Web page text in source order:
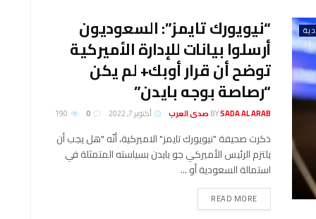
“نيويورك تايمز”: السعوديون
أرسلوا بيانات للإدارة الأميركية
توضح أن قرار أوبك+ لم يكن
“رصاصة بوجه بايدن”
BYSADA AL ARAB صدى العرب أكتوبر 7, 2022
ذكرت صحيفة "نيويورك تايمز" الاميركية، أنّه "هل يجب أن
يلتزم الرئيس الأميركي ​جو بايدن​ بسياسته المتمثلة في
استمالة السعودية أو ...
READ MORE
DETAILS